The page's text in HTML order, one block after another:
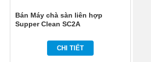
Bán Máy chà sàn liên hợp
Supper Clean SC2A
CHI TIẾT